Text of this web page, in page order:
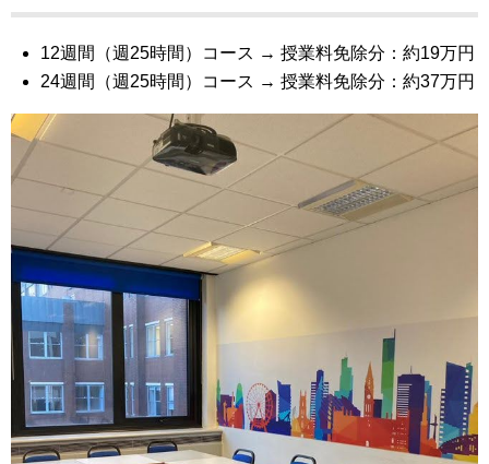
12週間（週25時間）コース → 授業料免除分：約19万円
24週間（週25時間）コース → 授業料免除分：約37万円